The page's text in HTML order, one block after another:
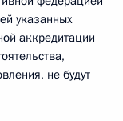
указанных
аккредитации
не будут